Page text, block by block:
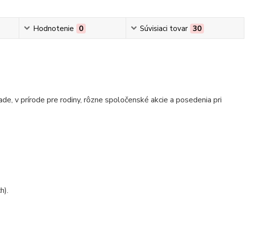
Hodnotenie 0 Súvisiaci tovar 30
v prírode pre rodiny, rôzne spoločenské akcie a posedenia pri